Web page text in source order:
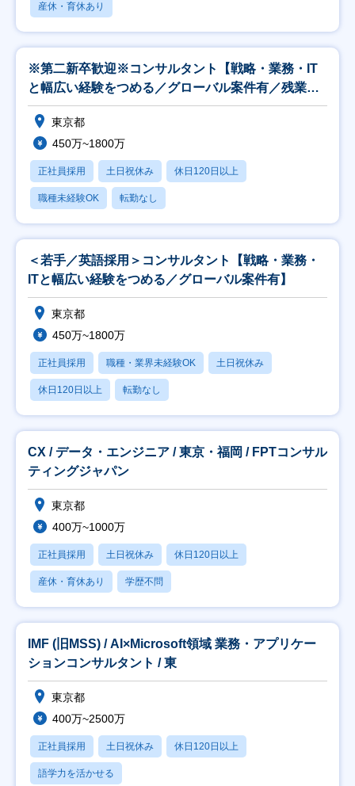
産休・育休あり
※第二新卒歓迎※コンサルタント【戦略・業務・IT
と幅広い経験をつめる／グローバル案件有／残業
25H】
東京都
450万~1800万
正社員採用 土日祝休み 休日120日以上
職種未経験OK 転勤なし
＜若手／英語採用＞コンサルタント【戦略・業務・
ITと幅広い経験をつめる／グローバル案件有】
東京都
450万~1800万
正社員採用 職種・業界未経験OK 土日祝休み
休日120日以上 転勤なし
CX / データ・エンジニア / 東京・福岡 / FPTコンサル
ティングジャパン
東京都
400万~1000万
正社員採用 土日祝休み 休日120日以上
産休・育休あり 学歴不問
IMF (旧MSS) / AI×Microsoft領域 業務・アプリケー
ションコンサルタント / 東
東京都
400万~2500万
正社員採用 土日祝休み 休日120日以上
語学力を活かせる